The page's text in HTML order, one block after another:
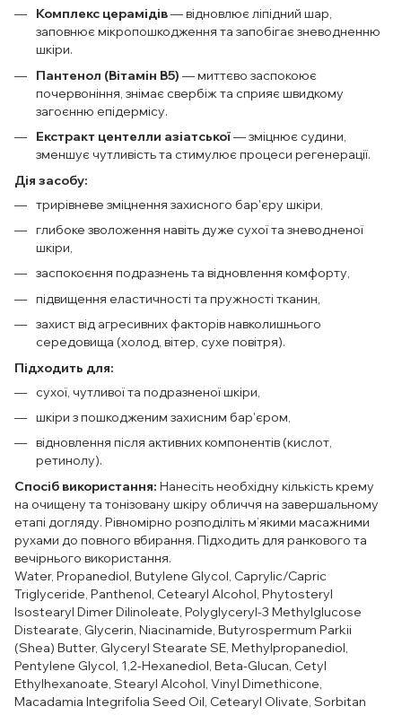
Комплекс церамідів— відновлює ліпідний шар,
заповнює мікропошкодження та запобігає зневодненню
шкіри.
Пантенол (Вітамін В5) — миттєво заспокоює
почервоніння, знімає свербіж та сприяє швидкому
загоєнню епідермісу.
Екстракт центелли азіатської— зміцнює судини,
зменшує чутливість та стимулює процеси регенерації.
Дія засобу:
трирівневе зміцнення захисного бар'єру шкіри,
глибоке зволоження навіть дуже сухої та зневодненої
шкіри,
заспокоєння подразнень та відновлення комфорту,
підвищення еластичності та пружності тканин,
захист від агресивних факторів навколишнього
середовища (холод, вітер, сухе повітря).
Підходить для:
сухої, чутливої та подразненої шкіри,
шкіри з пошкодженим захисним бар'єром,
відновлення після активних компонентів (кислот,
ретинолу).
Спосіб використання: Нанесіть необхідну кількість крему
на очищену та тонізовану шкіру обличчя на завершальному
етапі догляду. Рівномірно розподіліть м’якими масажними
рухами до повного вбирання. Підходить для ранкового та
вечірнього використання.
Water, Propanediol, Butylene Glycol, Caprylic/Capric
Triglyceride, Panthenol, Cetearyl Alcohol, Phytosteryl
Isostearyl Dimer Dilinoleate, Polyglyceryl-3 Methylglucose
Distearate, Glycerin, Niacinamide, Butyrospermum Parkii
(Shea) Butter, Glyceryl Stearate SE, Methylpropanediol,
Pentylene Glycol, 1,2-Hexanediol, Beta-Glucan, Cetyl
Ethylhexanoate, Stearyl Alcohol, Vinyl Dimethicone,
Macadamia Integrifolia Seed Oil, Cetearyl Olivate, Sorbitan